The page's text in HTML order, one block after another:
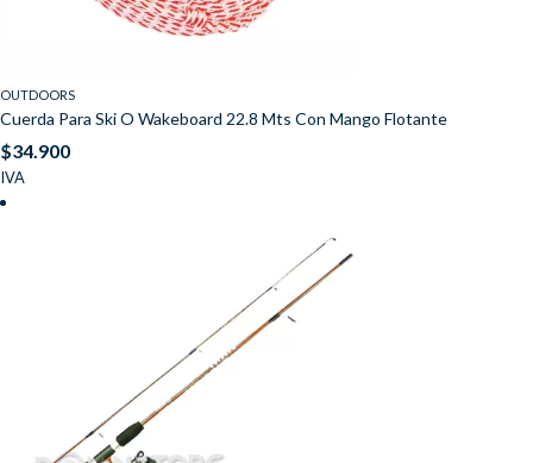
OUTDOORS
Cuerda Para Ski O Wakeboard 22.8 Mts Con Mango Flotante
$34.900
IVA